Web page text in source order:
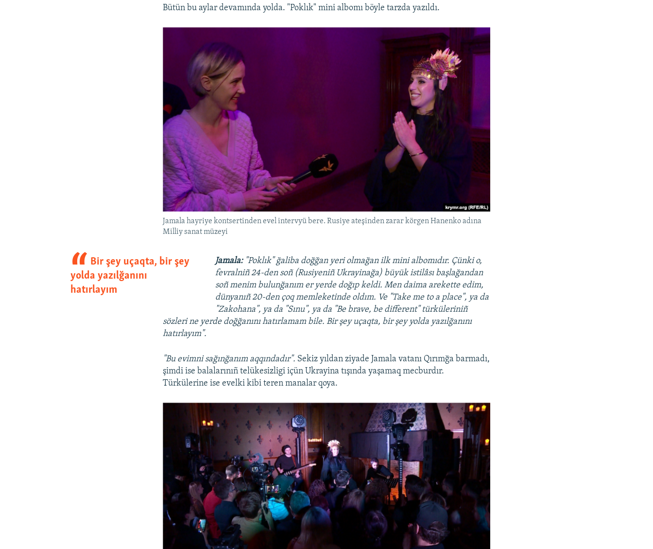
Bütün bu aylar devamında yolda. "Poklık" mini albomı böyle tarzda yazıldı.
Jamala hayriye kontsertinden evel intervyü bere. Rusiye ateşinden zarar körgen Hanenko adına
Milliy sanat müzeyi
Bir şey uçaqta, bir şey
yolda yazılğanını
hatırlayım
Jamala: "Poklık" ğaliba doğğan yeri olmağan ilk mini albomıdır. Çünki o,
fevralniñ 24-den soñ (Rusiyeniñ Ukrayinağa) büyük istilâsı başlağandan
soñ menim bulunğanım er yerde doğıp keldi. Men daima arekette edim,
dünyanıñ 20-den çoq memleketinde oldım. Ve "Take me to a place", ya da
"Zakohana", ya da "Sınu", ya da "Be brave, be different" türküleriniñ
sözleri ne yerde doğğanını hatırlamam bile. Bir şey uçaqta, bir şey yolda yazılğanını
hatırlayım".
"Bu evimni sağınğanım aqqındadır". Sekiz yıldan ziyade Jamala vatanı Qırımğa barmadı,
şimdi ise balalarınıñ telükesizligi içün Ukrayina tışında yaşamaq mecburdır.
Türkülerine ise evelki kibi teren manalar qoya.